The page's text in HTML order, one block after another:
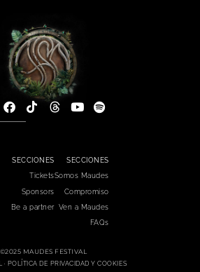
SECCIONES
Tickets
Sponsors
Be a partner
SECCIONES
Somos Maudes
Compromiso
Ven a Maudes
FAQs
©2025 MAUDES FESTIVAL
· POLÍTICA DE PRIVACIDAD Y COOKIES